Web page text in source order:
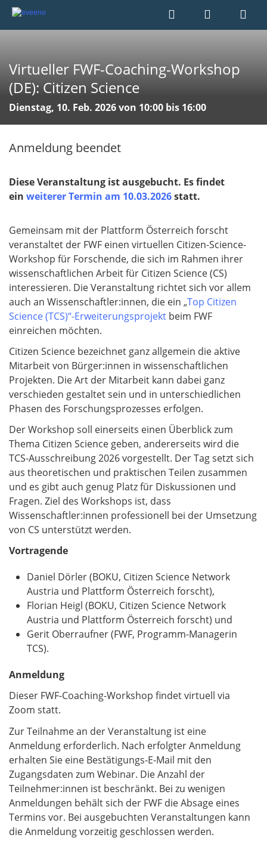
Virtueller FWF-Coaching-Workshop
(DE): Citizen Science
Dienstag, 10. Feb. 2026 von 10:00 bis 16:00
Anmeldung beendet
Diese Veranstaltung ist ausgebucht. Es findet
ein weiterer Termin am 10.03.2026statt.
Gemeinsam mit der Plattform Österreich forscht
veranstaltet der FWF einen virtuellen Citizen-Science-
Workshop für Forschende, die sich im Rahmen ihrer
wissenschaftlichen Arbeit für Citizen Science (CS)
interessieren. Die Veranstaltung richtet sich vor allem
auch an Wissenschaftler:innen, die ein „Top Citizen
Science (TCS)“-Erweiterungsprojekt beim FWF
einreichen möchten.
Citizen Science bezeichnet ganz allgemein die aktive
Mitarbeit von Bürger:innen in wissenschaftlichen
Projekten. Die Art der Mitarbeit kann dabei ganz
verschieden gestaltet sein und in unterschiedlichen
Phasen des Forschungsprozesses erfolgen.
Der Workshop soll einerseits einen Überblick zum
Thema Citizen Science geben, andererseits wird die
TCS-Ausschreibung 2026 vorgestellt. Der Tag setzt sich
aus theoretischen und praktischen Teilen zusammen
und es gibt auch genug Platz für Diskussionen und
Fragen. Ziel des Workshops ist, dass
Wissenschaftler:innen professionell bei der Umsetzung
von CS unterstützt werden.
Vortragende
Daniel Dörler (BOKU, Citizen Science Network
Austria und Plattform Österreich forscht),
Florian Heigl (BOKU, Citizen Science Network
Austria und Plattform Österreich forscht) und
Gerit Oberraufner (FWF, Programm-Managerin
TCS).
Anmeldung
Dieser FWF-Coaching-Workshop findet virtuell via
Zoom statt.
Zur Teilnahme an der Veranstaltung ist eine
Anmeldung erforderlich. Nach erfolgter Anmeldung
erhalten Sie eine Bestätigungs-E-Mail mit den
Zugangsdaten zum Webinar. Die Anzahl der
Teilnehmer:innen ist beschränkt. Bei zu wenigen
Anmeldungen behält sich der FWF die Absage eines
Termins vor. Bei ausgebuchten Veranstaltungen kann
die Anmeldung vorzeitig geschlossen werden.